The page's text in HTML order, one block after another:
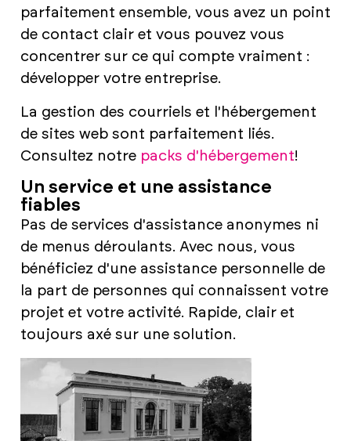
parfaitement ensemble, vous avez un point
de contact clair et vous pouvez vous
concentrer sur ce qui compte vraiment :
développer votre entreprise.
La gestion des courriels et l'hébergement
de sites web sont parfaitement liés.
Consultez notrepacks d'hébergement!
Un service et une assistance
fiables
Pas de services d'assistance anonymes ni
de menus déroulants. Avec nous, vous
bénéficiez d'une assistance personnelle de
la part de personnes qui connaissent votre
projet et votre activité. Rapide, clair et
toujours axé sur une solution.